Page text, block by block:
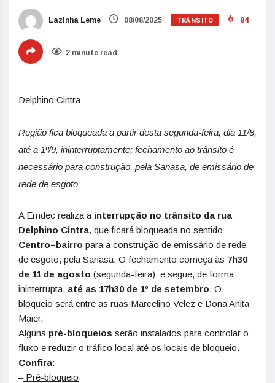
Lazinha Leme 08/08/2025 TRÂNSITO 84
2 minute read
Delphino Cintra
Região fica bloqueada a partir desta segunda-feira, dia 11/8,
até a 1º/9, ininterruptamente; fechamento ao trânsito é
necessário para construção, pela Sanasa, de emissário de
rede de esgoto
A Emdec realiza a interrupção no trânsito da rua
Delphino Cintra, que ficará bloqueada no sentido
Centro–bairro para a construção de emissário de rede
de esgoto, pela Sanasa. O fechamento começa às 7h30
de 11 de agosto (segunda-feira); e segue, de forma
ininterrupta, até as 17h30 de 1º de setembro. O
bloqueio será entre as ruas Marcelino Velez e Dona Anita
Maier.
Alguns pré-bloqueios serão instalados para controlar o
fluxo e reduzir o tráfico local até os locais de bloqueio.
Confira:
–Pré-bloqueio